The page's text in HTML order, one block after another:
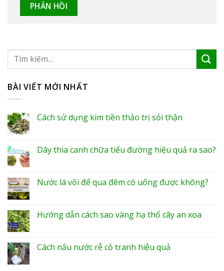
BÀI VIẾT MỚI NHẤT
Cách sử dụng kim tiền thảo trị sỏi thận
Dây thìa canh chữa tiểu đường hiệu quả ra sao?
Nước lá vối để qua đêm có uống được không?
Hướng dẫn cách sao vàng hạ thổ cây an xoa
Cách nấu nước rễ cỏ tranh hiệu quả